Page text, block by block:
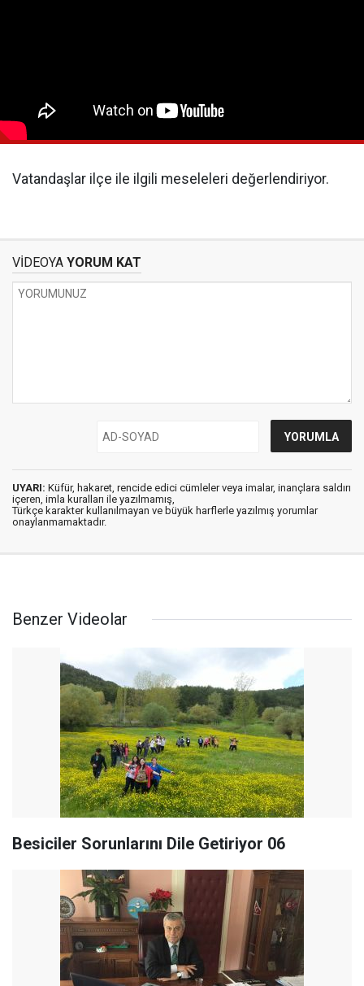
Vatandaşlar ilçe ile ilgili meseleleri değerlendiriyor.
VİDEOYA YORUM KAT
UYARI: Küfür, hakaret, rencide edici cümleler veya imalar, inançlara saldırı
içeren, imla kuralları ile yazılmamış,
Türkçe karakter kullanılmayan ve büyük harflerle yazılmış yorumlar
onaylanmamaktadır.
Benzer Videolar
Besiciler Sorunlarını Dile Getiriyor 06